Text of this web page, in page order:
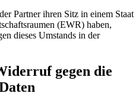
Partner ihren Sitz in einem Staat
(EWR) haben,
dieses Umstands in der
gegen die